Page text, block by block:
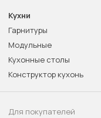
Кухни
Гарнитуры
Модульные
Кухонные столы
Конструктор кухонь
Для покупателей